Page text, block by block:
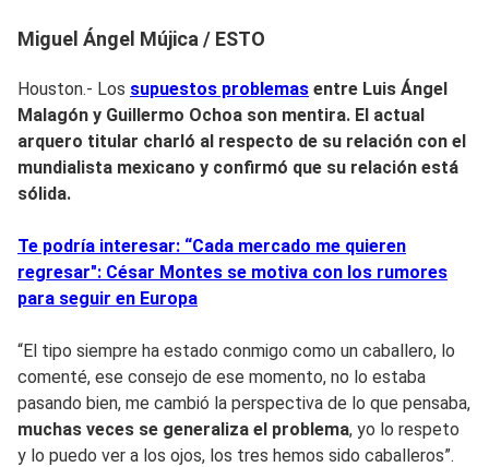
Miguel Ángel Mújica / ESTO
Houston.- Los supuestos problemas entre Luis Ángel
Malagón y Guillermo Ochoa son mentira. El actual
arquero titular charló al respecto de su relación con el
mundialista mexicano y confirmó que su relación está
sólida.
Te podría interesar: “Cada mercado me quieren
regresar": César Montes se motiva con los rumores
para seguir en Europa
“El tipo siempre ha estado conmigo como un caballero, lo
comenté, ese consejo de ese momento, no lo estaba
pasando bien, me cambió la perspectiva de lo que pensaba,
muchas veces se generaliza el problema, yo lo respeto
y lo puedo ver a los ojos, los tres hemos sido caballeros”.